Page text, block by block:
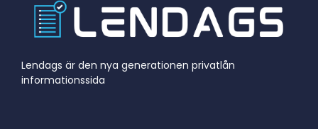
Lendags är den nya generationen privatlån
informationssida